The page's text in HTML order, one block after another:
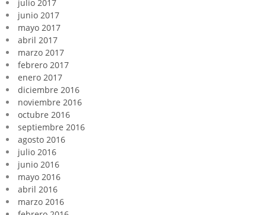
julio 2017
junio 2017
mayo 2017
abril 2017
marzo 2017
febrero 2017
enero 2017
diciembre 2016
noviembre 2016
octubre 2016
septiembre 2016
agosto 2016
julio 2016
junio 2016
mayo 2016
abril 2016
marzo 2016